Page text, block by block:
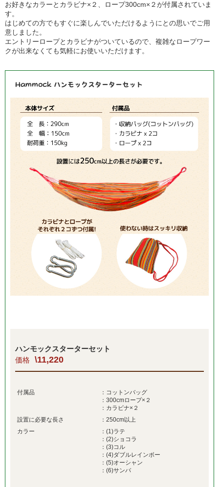
お好きなカラーとカラビナ×２、ロープ300cm×２が付属されていま
す。
はじめての方でもすぐに楽しんでいただけるようにとの思いでご用
意しました。
エントリーロープとカラビナがついているので、複雑なロープワー
クが出来なくても気軽にお使いいただけます。
Hammock ハンモックスターターセット
ハンモックスターターセット
価格
\11,220
付属品
：コットンバッグ
：300cmロープ×２
：カラビナ×２
設置に必要な長さ
：250cm以上
カラー
：(1)ラテ
：(2)ショコラ
：(3)コル
：(4)ダブルレインボー
：(5)オーシャン
：(6)サンバ